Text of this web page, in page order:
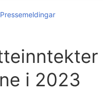
Pressemeldingar
i 2023